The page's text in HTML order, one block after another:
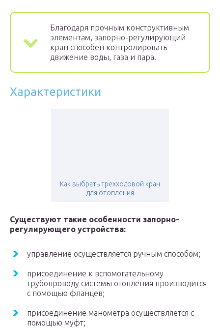
Благодаря прочным конструктивным
элементам, запорно-регулирующий
кран способен контролировать
движение воды, газа и пара.
Характеристики
Как выбрать трехходовой кран
для отопления
Существуют такие особенности запорно-
регулирующего устройства:
управление осуществляется ручным способом;
присоединение к вспомогательному
трубопроводу системы отопления производится
с помощью фланцев;
присоединение манометра осуществляется с
помощью муфт;